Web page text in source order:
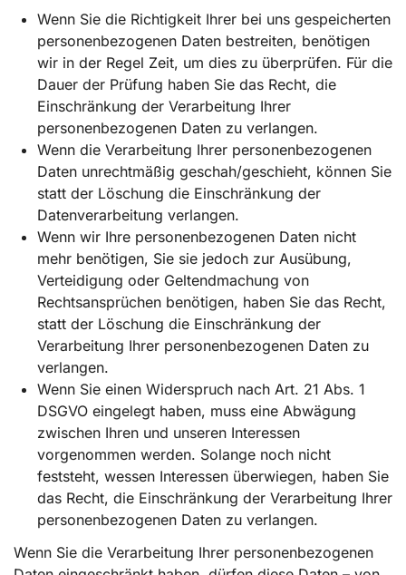
Wenn Sie die Richtigkeit Ihrer bei uns gespeicherten
personenbezogenen Daten bestreiten, benötigen
wir in der Regel Zeit, um dies zu überprüfen. Für die
Dauer der Prüfung haben Sie das Recht, die
Einschränkung der Verarbeitung Ihrer
personenbezogenen Daten zu verlangen.
Wenn die Verarbeitung Ihrer personenbezogenen
Daten unrechtmäßig geschah/geschieht, können Sie
statt der Löschung die Einschränkung der
Datenverarbeitung verlangen.
Wenn wir Ihre personenbezogenen Daten nicht
mehr benötigen, Sie sie jedoch zur Ausübung,
Verteidigung oder Geltendmachung von
Rechtsansprüchen benötigen, haben Sie das Recht,
statt der Löschung die Einschränkung der
Verarbeitung Ihrer personenbezogenen Daten zu
verlangen.
Wenn Sie einen Widerspruch nach Art. 21 Abs. 1
DSGVO eingelegt haben, muss eine Abwägung
zwischen Ihren und unseren Interessen
vorgenommen werden. Solange noch nicht
feststeht, wessen Interessen überwiegen, haben Sie
das Recht, die Einschränkung der Verarbeitung Ihrer
personenbezogenen Daten zu verlangen.
Wenn Sie die Verarbeitung Ihrer personenbezogenen